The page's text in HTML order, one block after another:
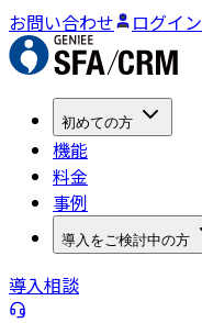
お問い合わせ ログイン
初めての方
機能
料金
事例
導入をご検討中の方
導入相談